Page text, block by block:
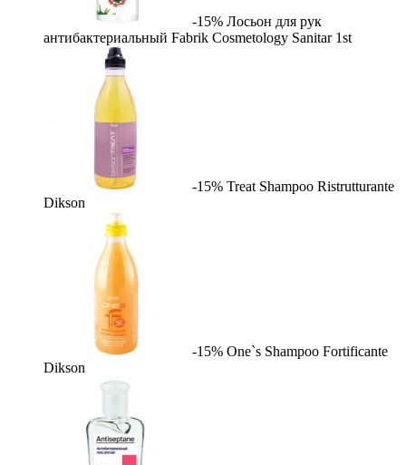
-15% Лосьон для рук
антибактериальный Fabrik Cosmetology Sanitar 1st
-15% Treat Shampoo Ristrutturante
Dikson
-15% One`s Shampoo Fortificante
Dikson